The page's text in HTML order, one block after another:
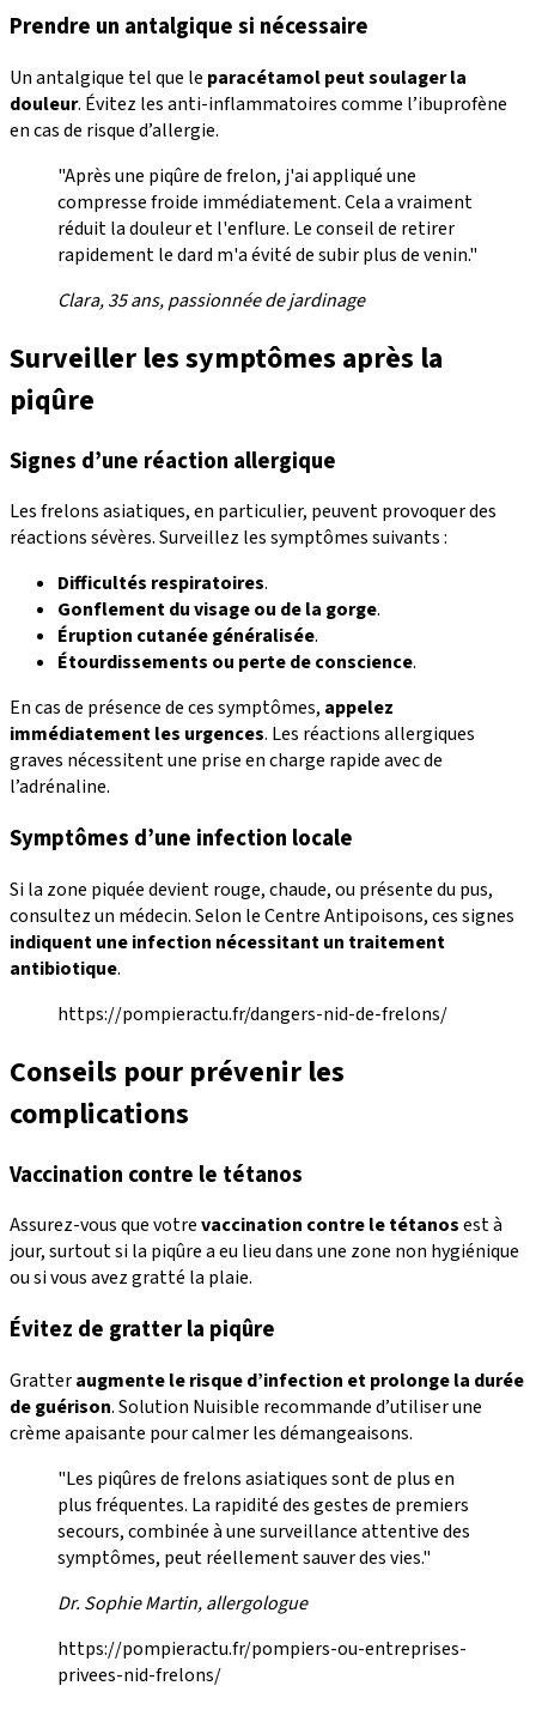
Prendre un antalgique si nécessaire
Un antalgique tel que le paracétamolpeut soulager la
douleur. Évitez les anti-inflammatoires comme l’ibuprofène
en cas de risque d’allergie.
"Après une piqûre de frelon, j'ai appliqué une
compresse froide immédiatement. Cela a vraiment
réduit la douleur et l'enflure. Le conseil de retirer
rapidement le dard m'a évité de subir plus de venin."
Clara, 35 ans, passionnée de jardinage
Surveiller les symptômes après la
piqûre
Signes d’une réaction allergique
Les frelons asiatiques, en particulier, peuvent provoquer des
réactions sévères. Surveillez les symptômes suivants :
Difficultés respiratoires.
Gonflement du visage ou de la gorge.
Éruption cutanée généralisée.
Étourdissements ou perte de conscience.
En cas de présence de ces symptômes, appelez
immédiatement les urgences. Les réactions allergiques
graves nécessitent une prise en charge rapide avec de
l’adrénaline.
Symptômes d’une infection locale
Si la zone piquée devient rouge, chaude, ou présente du pus,
consultez un médecin. Selon le Centre Antipoisons, ces signes
indiquent une infection nécessitant un traitement
antibiotique.
https://pompieractu.fr/dangers-nid-de-frelons/
Conseils pour prévenir les
complications
Vaccination contre le tétanos
Assurez-vous que votrevaccination contre le tétanosest à
jour, surtout si la piqûre a eu lieu dans une zone non hygiénique
ou si vous avez gratté la plaie.
Évitez de gratter la piqûre
Gratteraugmente le risque d’infection et prolonge la durée
de guérison. Solution Nuisible recommande d’utiliser une
crème apaisante pour calmer les démangeaisons.
"Les piqûres de frelons asiatiques sont de plus en
plus fréquentes. La rapidité des gestes de premiers
secours, combinée à une surveillance attentive des
symptômes, peut réellement sauver des vies."
Dr. Sophie Martin, allergologue
https://pompieractu.fr/pompiers-ou-entreprises-
privees-nid-frelons/